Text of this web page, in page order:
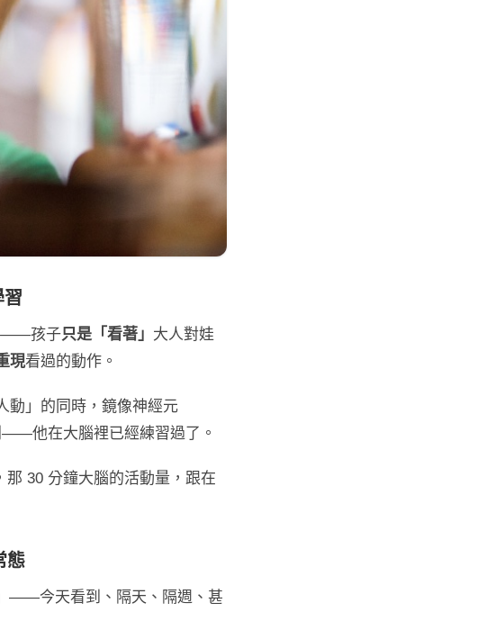
習
——孩子只是「看著」 大人對娃
現看過的動作。
動」的同時，鏡像神經元
——他在大腦裡已經練習過了。
30 分鐘大腦的活動量，跟在
態
——今天看到、隔天、隔週、甚